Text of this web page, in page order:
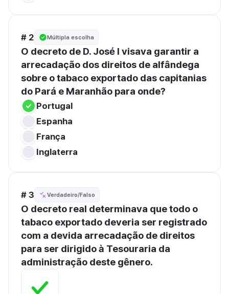
# 2 Múltipla escolha
O decreto de D. José I visava garantir a
arrecadação dos direitos de alfândega
sobre o tabaco exportado das capitanias
do Pará e Maranhão para onde?
Portugal
Espanha
França
Inglaterra
# 3 Verdadeiro/Falso
O decreto real determinava que todo o
tabaco exportado deveria ser registrado
com a devida arrecadação de direitos
para ser dirigido à Tesouraria da
administração deste gênero.